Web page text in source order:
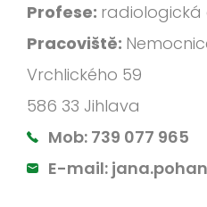
Profese: radiologická
Pracoviště:
Vrchlického 59
586 33 Jihlava
Mob: 739 077 965
E-mail: